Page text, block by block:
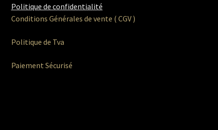
Politique de confidentialité
Conditions Générales de vente ( CGV )
Politique de Tva
Paiement Sécurisé